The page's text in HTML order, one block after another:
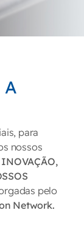
A
para
nossos
pelo
Network.